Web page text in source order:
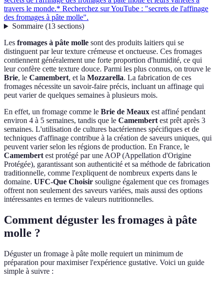
travers le monde.* Recherchez sur YouTube : "secrets de l'affinage
des fromages à pâte molle".
Sommaire(13 sections)
Les fromages à pâte molle sont des produits laitiers qui se
distinguent par leur texture crémeuse et onctueuse. Ces fromages
contiennent généralement une forte proportion d'humidité, ce qui
leur confère cette texture douce. Parmi les plus connus, on trouve le
Brie, le Camembert, et la Mozzarella. La fabrication de ces
fromages nécessite un savoir-faire précis, incluant un affinage qui
peut varier de quelques semaines à plusieurs mois.
En effet, un fromage comme le Brie de Meaux est affiné pendant
environ 4 à 5 semaines, tandis que le Camembertest prêt après 3
semaines. L'utilisation de cultures bactériennes spécifiques et de
techniques d'affinage contribue à la création de saveurs uniques, qui
peuvent varier selon les régions de production. En France, le
Camembertest protégé par une AOP (Appellation d'Origine
Protégée), garantissant son authenticité et sa méthode de fabrication
traditionnelle, comme l'expliquent de nombreux experts dans le
domaine. UFC-Que Choisir souligne également que ces fromages
offrent non seulement des saveurs variées, mais aussi des options
intéressantes en termes de valeurs nutritionnelles.
Comment déguster les fromages à pâte
molle ?
Déguster un fromage à pâte molle requiert un minimum de
préparation pour maximiser l'expérience gustative. Voici un guide
simple à suivre :